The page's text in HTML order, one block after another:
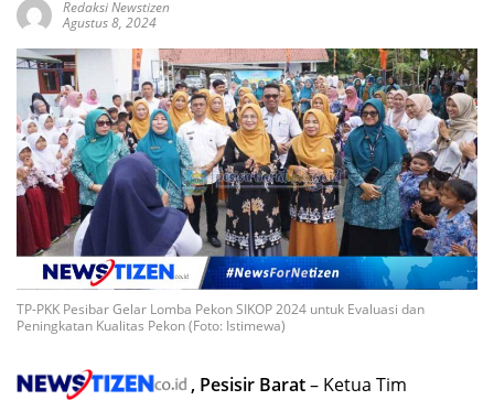
Redaksi Newstizen
Agustus 8, 2024
TP-PKK Pesibar Gelar Lomba Pekon SIKOP 2024 untuk Evaluasi dan
Peningkatan Kualitas Pekon (Foto: Istimewa)
, Pesisir Barat– Ketua Tim